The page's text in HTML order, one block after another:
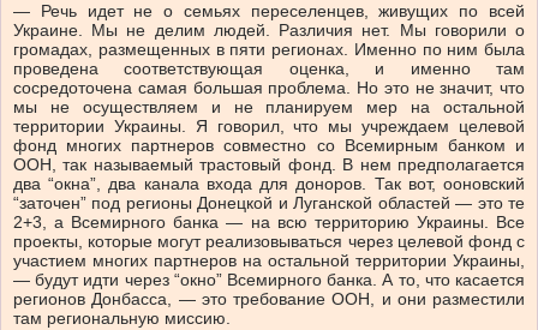
— Речь идет не о семьях переселенцев, живущих по всей
Украине. Мы не делим людей. Различия нет. Мы говорили о
громадах, размещенных в пяти регионах. Именно по ним была
проведена соответствующая оценка, и именно там
сосредоточена самая большая проблема. Но это не значит, что
мы не осуществляем и не планируем мер на остальной
территории Украины. Я говорил, что мы учреждаем целевой
фонд многих партнеров совместно со Всемирным банком и
ООН, так называемый трастовый фонд. В нем предполагается
два “окна”, два канала входа для доноров. Так вот, ооновский
“заточен” под регионы Донецкой и Луганской областей — это те
2+3, а Всемирного банка — на всю территорию Украины. Все
проекты, которые могут реализовываться через целевой фонд с
участием многих партнеров на остальной территории Украины,
— будут идти через “окно” Всемирного банка. А то, что касается
регионов Донбасса, — это требование ООН, и они разместили
там региональную миссию.